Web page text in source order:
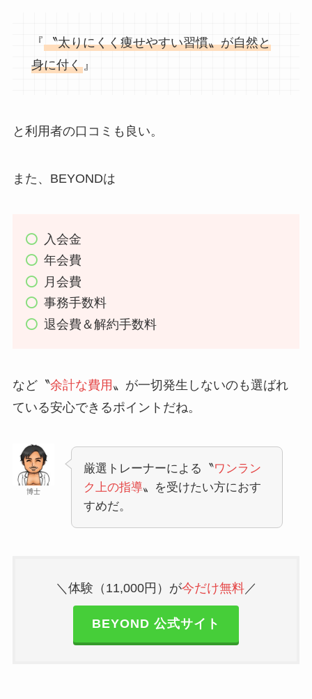
『〝太りにくく痩せやすい習慣〟が自然と
身に付く』
と利用者の口コミも良い。
また、BEYONDは
入会金
年会費
月会費
事務手数料
退会費＆解約手数料
など〝余計な費用 〟が一切発生しないのも選ばれ
ている安心できるポイントだね。
博士
厳選トレーナーによる〝ワンラン
ク上の指導〟を受けたい方におす
すめだ。
＼体験（11,000円）が今だけ無料／
BEYOND 公式サイト